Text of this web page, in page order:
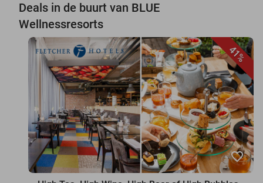
Deals in de buurt van BLUE
Wellnessresorts
41%
favorite_border